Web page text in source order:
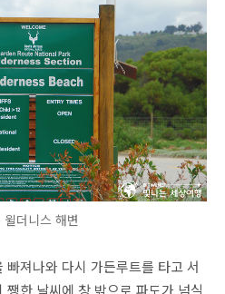
윌더니스 해변
져나와 다시 가든루트를 타고 서
한 날씨에 창 밖으로 파도가 넘실